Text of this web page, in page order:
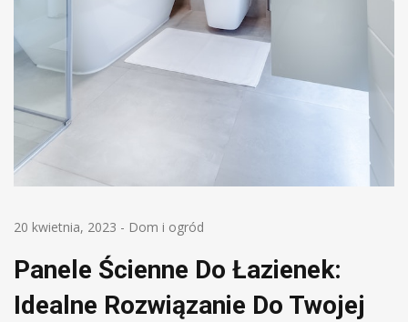
20 kwietnia, 2023 - Dom i ogród
Panele Ścienne Do Łazienek:
Idealne Rozwiązanie Do Twojej